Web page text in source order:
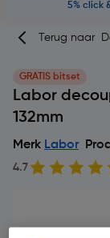
5% click
Terug naar
GRATIS bitset
Labor
132mm
Merk Labor
4.7